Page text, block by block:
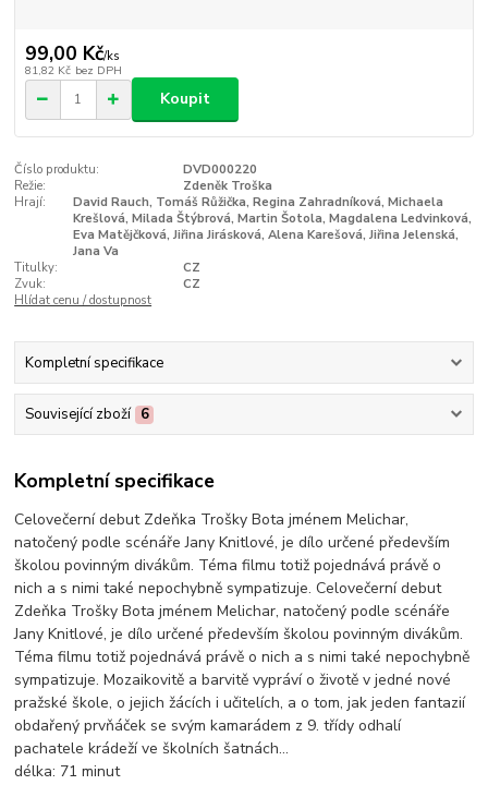
99,00 Kč/ks
81,82 Kč bez DPH
Koupit
Číslo produktu:
DVD000220
Režie:
Zdeněk Troška
Hrají:
David Rauch, Tomáš Růžička, Regina Zahradníková, Michaela
Krešlová, Milada Štýbrová, Martin Šotola, Magdalena Ledvinková,
Eva Matějčková, Jiřina Jirásková, Alena Karešová, Jiřina Jelenská,
Jana Va
Titulky:
CZ
Zvuk:
CZ
Hlídat cenu / dostupnost
Kompletní specifikace
Související zboží 6
Kompletní specifikace
Celovečerní debut Zdeňka Trošky Bota jménem Melichar,
natočený podle scénáře Jany Knitlové, je dílo určené především
školou povinným divákům. Téma filmu totiž pojednává právě o
nich a s nimi také nepochybně sympatizuje. Celovečerní debut
Zdeňka Trošky Bota jménem Melichar, natočený podle scénáře
Jany Knitlové, je dílo určené především školou povinným divákům.
Téma filmu totiž pojednává právě o nich a s nimi také nepochybně
sympatizuje. Mozaikovitě a barvitě vypráví o životě v jedné nové
pražské škole, o jejich žácích i učitelích, a o tom, jak jeden fantazií
obdařený prvňáček se svým kamarádem z 9. třídy odhalí
pachatele krádeží ve školních šatnách...
délka: 71 minut